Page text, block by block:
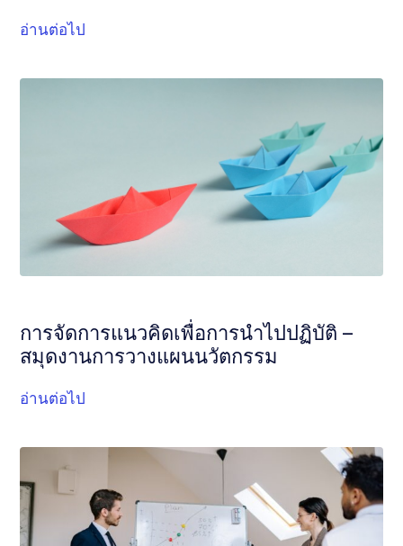
อ่านต่อไป
การจัดการแนวคิดเพื่อการนำไปปฏิบัติ –
สมุดงานการวางแผนนวัตกรรม
อ่านต่อไป